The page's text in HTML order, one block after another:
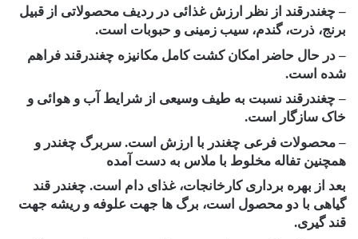
– چغندرقند از نظر ارزش غذائی در ردیف محصولاتی از قبیل
برنج، ذرت، گندم، سیب زمینی و حبوبات است.
– در حال حاضر امکان کشت کامل مکانیزه چغندرقند فراهم
شده است.
– چغندرقند نسبت به طیف وسیعی از شرایط آب و هوائی و
خاک سازگار است.
– محصولات فرعی چغندر با ارزش است. سربرگ چغندر و
همچنین تفاله مخلوط با ملاس به دست آمده
بعد از بهره برداری کارخانجات، غذای دام است. چغندر قند
گیاهی با دو محصول است، برگ ها جهت علوفه و ریشه جهت
قند گیری.